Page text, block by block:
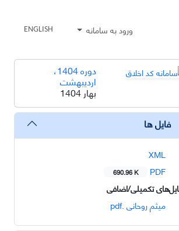
ورود به سامانه ENGLISH
دوره 1404،
اردیبهشت
بهار 1404
فایل ها
XML
PDF
690.96 K
تکمیلی/اضافی
میثم روحانی .pdf